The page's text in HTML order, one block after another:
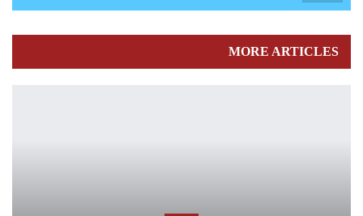
MORE ARTICLES